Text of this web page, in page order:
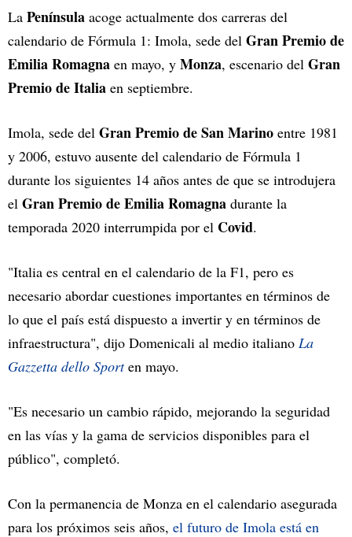
La Península acoge actualmente dos carreras del
calendario de Fórmula 1: Imola, sede del Gran Premio de
Emilia Romagna en mayo, y Monza, escenario del Gran
Premio de Italia en septiembre.
Imola, sede del Gran Premio de San Marino entre 1981
y 2006, estuvo ausente del calendario de Fórmula 1
durante los siguientes 14 años antes de que se introdujera
el Gran Premio de Emilia Romagna durante la
temporada 2020 interrumpida por el Covid.
"Italia es central en el calendario de la F1, pero es
necesario abordar cuestiones importantes en términos de
lo que el país está dispuesto a invertir y en términos de
infraestructura", dijo Domenicali al medio italiano La
Gazzetta dello Sporten mayo.
"Es necesario un cambio rápido, mejorando la seguridad
en las vías y la gama de servicios disponibles para el
público", completó.
Con la permanencia de Monza en el calendario asegurada
para los próximos seis años, el futuro de Imola está en